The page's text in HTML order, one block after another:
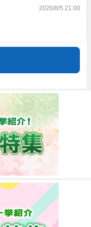
2026/8/5 21:00